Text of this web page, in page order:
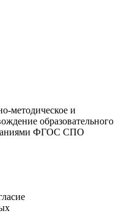
методическое и
образовательного
ФГОС СПО